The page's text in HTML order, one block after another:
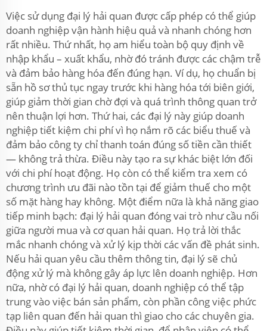
Việc sử dụng đại lý hải quan được cấp phép có thể giúp
doanh nghiệp vận hành hiệu quả và nhanh chóng hơn
rất nhiều. Thứ nhất, họ am hiểu toàn bộ quy định về
nhập khẩu – xuất khẩu, nhờ đó tránh được các chậm trễ
và đảm bảo hàng hóa đến đúng hạn. Ví dụ, họ chuẩn bị
sẵn hồ sơ thủ tục ngay trước khi hàng hóa tới biên giới,
giúp giảm thời gian chờ đợi và quá trình thông quan trở
nên thuận lợi hơn. Thứ hai, các đại lý này giúp doanh
nghiệp tiết kiệm chi phí vì họ nắm rõ các biểu thuế và
đảm bảo công ty chỉ thanh toán đúng số tiền cần thiết
— không trả thừa. Điều này tạo ra sự khác biệt lớn đối
với chi phí hoạt động. Họ còn có thể kiểm tra xem có
chương trình ưu đãi nào tồn tại để giảm thuế cho một
số mặt hàng hay không. Một điểm nữa là khả năng giao
tiếp minh bạch: đại lý hải quan đóng vai trò như cầu nối
giữa người mua và cơ quan hải quan. Họ trả lời thắc
mắc nhanh chóng và xử lý kịp thời các vấn đề phát sinh.
Nếu hải quan yêu cầu thêm thông tin, đại lý sẽ chủ
động xử lý mà không gây áp lực lên doanh nghiệp. Hơn
nữa, nhờ có đại lý hải quan, doanh nghiệp có thể tập
trung vào việc bán sản phẩm, còn phần công việc phức
tạp liên quan đến hải quan thì giao cho các chuyên gia.